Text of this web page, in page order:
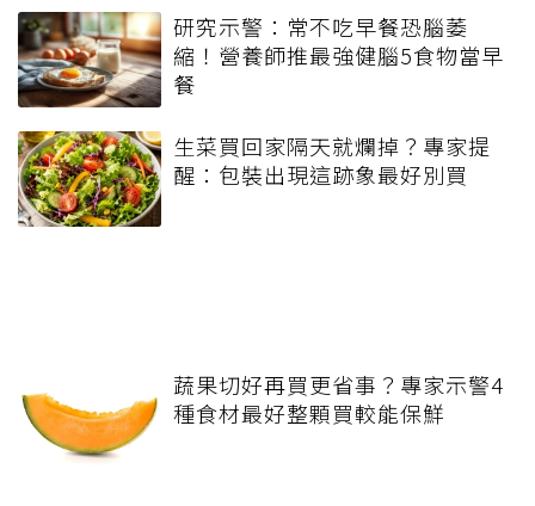
研究示警：常不吃早餐恐腦萎
縮！營養師推最強健腦5食物當早
餐
生菜買回家隔天就爛掉？專家提
醒：包裝出現這跡象最好別買
蔬果切好再買更省事？專家示警4
種食材最好整顆買較能保鮮